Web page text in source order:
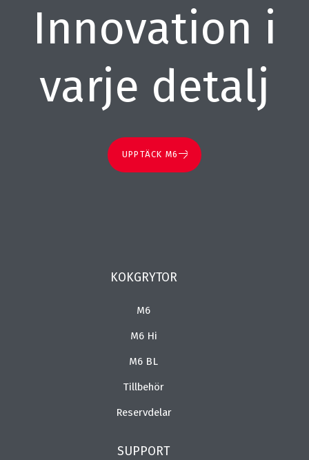
Innovation i
varje detalj
UPPTÄCK M6
KOKGRYTOR
M6
M6 Hi
M6 BL
Tillbehör
Reservdelar
SUPPORT